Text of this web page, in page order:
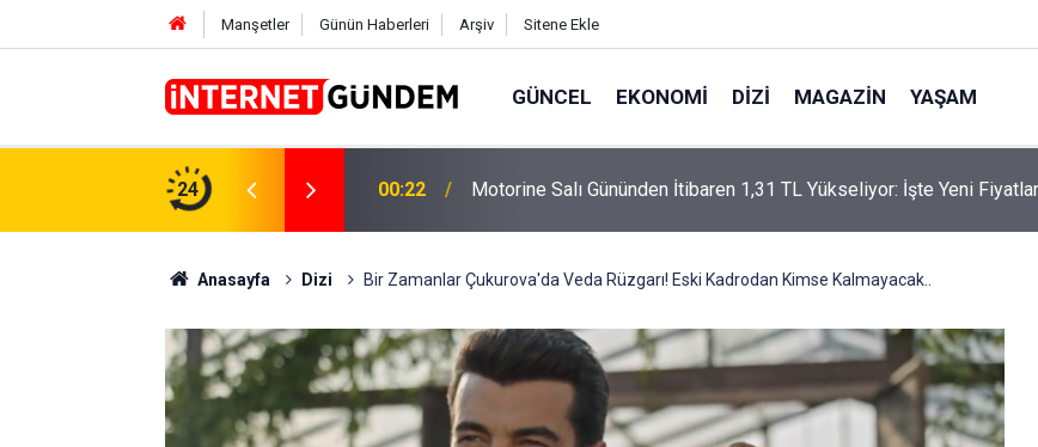
Manşetler Günün Haberleri Arşiv Sitene Ekle
GÜNCEL EKONOMI DIZI MAGAZIN YAŞAM
24
TL Yükseliyor: İşte Yeni Fiyatlar.. 15:58
Neşet Ertaş’a “Bozkırın Tezenesi” Lakabını Kim Verdi? Beyaz’la Joker
Sorusunun Cevabı Merak Edildi
Anasayfa Dizi Bir Zamanlar Çukurova'da Veda Rüzgarı! Eski Kadrodan Kimse Kalmayacak..